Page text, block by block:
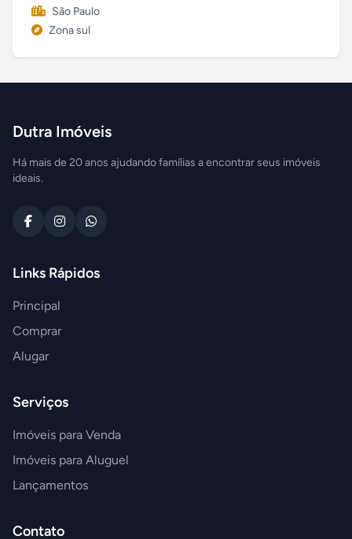
São Paulo
Zona sul
Dutra Imóveis
Há mais de 20 anos ajudando famílias a encontrar seus imóveis
ideais.
Links Rápidos
Principal
Comprar
Alugar
Serviços
Imóveis para Venda
Imóveis para Aluguel
Lançamentos
Contato